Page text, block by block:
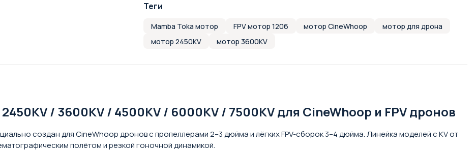
Теги
Mamba Toka мотор FPV мотор 1206 мотор CineWhoop
мотор для дрона
мотор 2450KV
мотор 3600KV
/ 3600KV / 4500KV / 6000KV / 7500KV для CineWhoop и FPV дронов
создан для CineWhoop дронов с пропеллерами 2–3 дюйма и лёгких FPV-сборок 3–4 дюйма. Линейка моделей с KV от
полётом и резкой гоночной динамикой.